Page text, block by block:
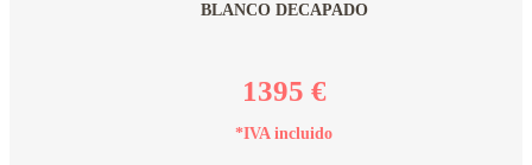
BLANCO DECAPADO
1395 €
*IVA incluido